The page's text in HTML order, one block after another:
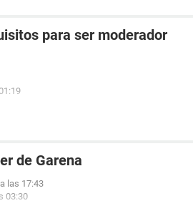
para ser moderador
de Garena
las 17:43
03:30